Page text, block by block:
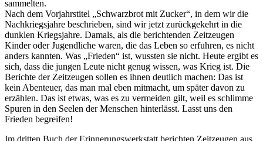
sammelten.
Nach dem Vorjahrstitel
Schwarzbrot mit Zucker , in dem wir die
Nachkriegsjahre beschrieben, sind wir jetzt zurückgekehrt in die
dunklen Kriegsjahre. Damals, als die berichtenden Zeitzeugen
Kinder oder Jugendliche waren, die das Leben so erfuhren, es nicht
anders kannten. Was
Frieden
ist, wussten sie nicht. Heute ergibt es
sich, dass die jungen Leute nicht genug wissen, was Krieg ist. Die
Berichte der Zeitzeugen sollen es ihnen deutlich machen: Das ist
kein Abenteuer, das man mal eben mitmacht, um später davon zu
erzählen. Das ist etwas, was es zu vermeiden gilt, weil es schlimme
Spuren in den Seelen der Menschen hinterlässt. Lasst uns den
Frieden begreifen!
Im dritten Buch der Erinnerungswerkstatt berichten Zeitzeugen aus